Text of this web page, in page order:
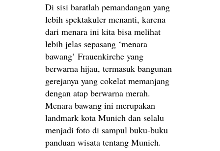
Di sisi baratlah pemandangan yang
lebih spektakuler menanti, karena
dari menara ini kita bisa melihat
lebih jelas sepasang ‘menara
bawang’ Frauenkirche yang
berwarna hijau, termasuk bangunan
gerejanya yang cokelat memanjang
dengan atap berwarna merah.
Menara bawang ini merupakan
landmark kota Munich dan selalu
menjadi foto di sampul buku-buku
panduan wisata tentang Munich.